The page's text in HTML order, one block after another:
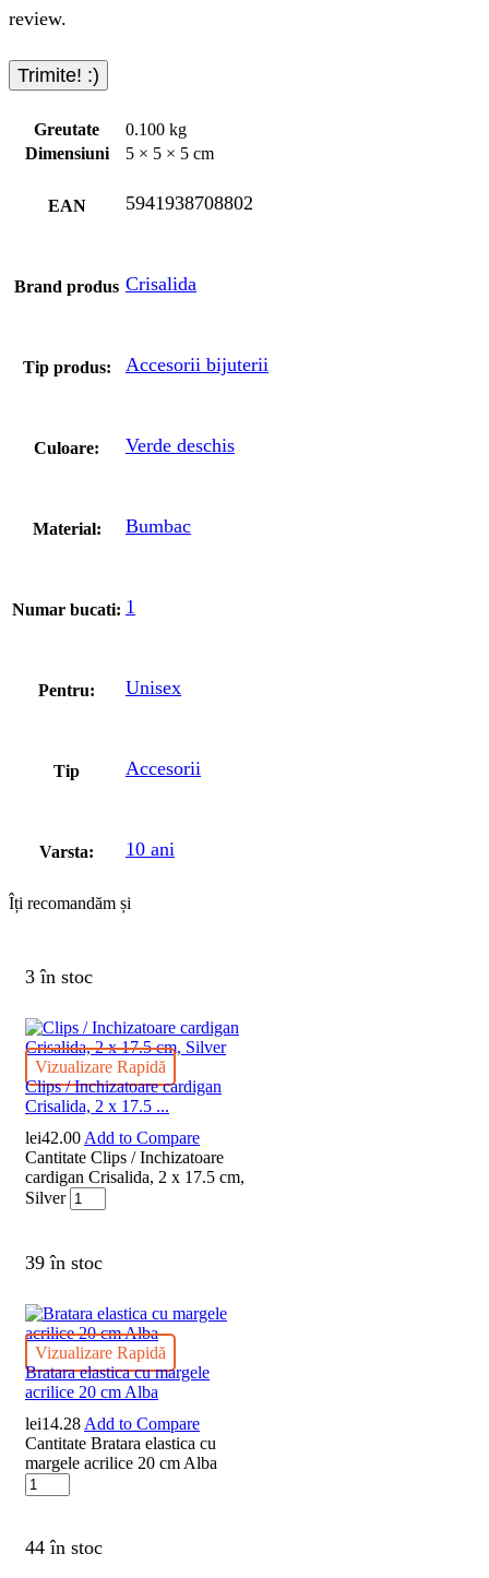
review.
Greutate
0.100 kg
Dimensiuni
5 × 5 × 5 cm
EAN 5941938708802
Brand produs Crisalida
Tip produs: Accesorii bijuterii
Culoare: Verde deschis
Material: Bumbac
Numar bucati: 1
Pentru: Unisex
Tip Accesorii
Varsta: 10 ani
Îți recomandăm și
3 în stoc
Vizualizare Rapidă
Clips / Inchizatoare cardigan
Crisalida, 2 x 17.5 ...
lei42.00Add to Compare
Cantitate Clips / Inchizatoare
cardigan Crisalida, 2 x 17.5 cm,
Silver
39 în stoc
Vizualizare Rapidă
Bratara elastica cu margele
acrilice 20 cm Alba
lei14.28 Add to Compare
Cantitate Bratara elastica cu
margele acrilice 20 cm Alba
44 în stoc